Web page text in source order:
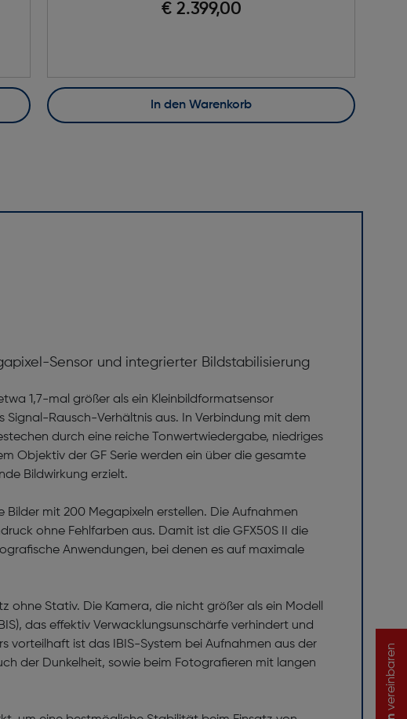
€ 2.399,00
In den Warenkorb
Sensor und integrierter Bildstabilisierung
1,7-mal größer als ein Kleinbildformatsensor
Signal-Rausch-Verhältnis aus. In Verbindung mit dem
durch eine reiche Tonwertwiedergabe, niedriges
Objektiv der GF Serie werden ein über die gesamte
Bildwirkung erzielt.
Bilder mit 200 Megapixeln erstellen. Die Aufnahmen
ohne Fehlfarben aus. Damit ist die GFX50S II die
Anwendungen, bei denen es auf maximale
ohne Stativ. Die Kamera, die nicht größer als ein Modell
das effektiv Ver­wacklungs­­unschärfe verhindert und
vorteilhaft ist das IBIS-System bei Aufnahmen aus der
der Dunkel­heit, sowie beim Fotografieren mit langen
vereinbaren